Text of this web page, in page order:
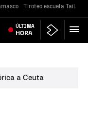
Tiroteo escuela
ÚLTIMA
HORA
a Ceuta